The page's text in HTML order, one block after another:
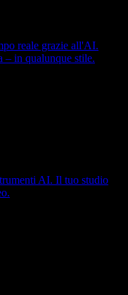
reale grazie all'AI.
– in qualunque stile.
AI. Il tuo studio